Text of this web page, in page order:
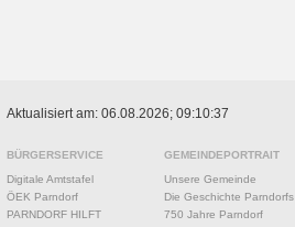
Aktualisiert am: 06.08.2026; 09:10:37
BÜRGERSERVICE
Digitale Amtstafel
ÖEK Parndorf
PARNDORF HILFT
GEMEINDEPORTRAIT
Unsere Gemeinde
Die Geschichte Parndorfs
750 Jahre Parndorf